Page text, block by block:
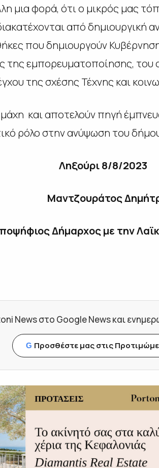
μια φορά, ότι ο μικρός μας
από δημιουργική
που δημιουργούν
της εμπορευματοποίησης,
της σχέσης Τέχνης και
και αποτελούν πηγή
ρόλο στην ανύψωση του
Ληξούρι 8/8/2023
Μαντζουράτος
Δήμαρχος με την
News στο Google News και
G Προσθέστε μας στις